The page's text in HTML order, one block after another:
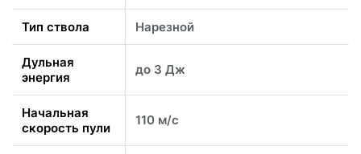
Тип ствола Нарезной
Дульная
энергия
до 3 Дж
Начальная
скорость пули
110 м/с